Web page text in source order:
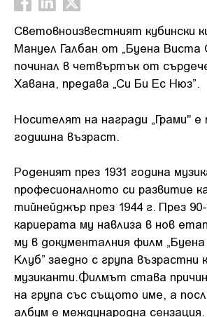
Световноизвестният кубински
Мануел Галбан от „Буена Виста
починал в четвъртък от
Хавана, предава „Си Би Ес Нюз”.
Носителят на награди „Грами" е
годишна възраст.
Роденият през 1931 година
професионалното си развитие
тийнейджър през 1944 г. През
кариерата му навлиза в нов
му в документалния филм
Клуб” заедно с група възрастни
музиканти.Филмът става
на група със същото име, а
албум е международна сензация.